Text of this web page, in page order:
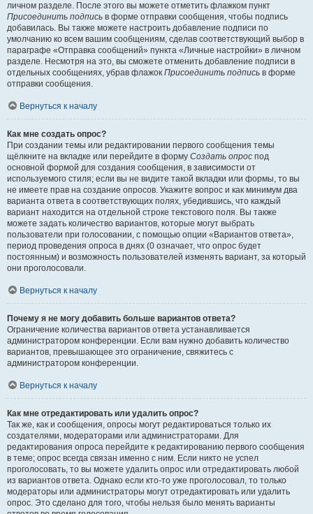
личном разделе. После этого вы можете отметить флажком пункт
Присоединить подпись в форме отправки сообщения, чтобы подпись
добавилась. Вы также можете настроить добавление подписи по
умолчанию ко всем вашим сообщениям, сделав соответствующий выбор в
параграфе «Отправка сообщений» пункта «Личные настройки» в личном
разделе. Несмотря на это, вы сможете отменить добавление подписи в
отдельных сообщениях, убрав флажок Присоединить подпись в форме
отправки сообщения.
Вернуться к началу
Как мне создать опрос?
При создании темы или редактировании первого сообщения темы
щёлкните на вкладке или перейдите в форму Создать опрос под
основной формой для создания сообщения, в зависимости от
используемого стиля; если вы не видите такой вкладки или формы, то вы
не имеете прав на создание опросов. Укажите вопрос и как минимум два
варианта ответа в соответствующих полях, убедившись, что каждый
вариант находится на отдельной строке текстового поля. Вы также
можете задать количество вариантов, которые могут выбрать
пользователи при голосовании, с помощью опции «Вариантов ответа»,
период проведения опроса в днях (0 означает, что опрос будет
постоянным) и возможность пользователей изменять вариант, за который
они проголосовали.
Вернуться к началу
Почему я не могу добавить больше вариантов ответа?
Ограничение количества вариантов ответа устанавливается
администратором конференции. Если вам нужно добавить количество
вариантов, превышающее это ограничение, свяжитесь с
администратором конференции.
Вернуться к началу
Как мне отредактировать или удалить опрос?
Так же, как и сообщения, опросы могут редактироваться только их
создателями, модераторами или администраторами. Для
редактирования опроса перейдите к редактированию первого сообщения
в теме; опрос всегда связан именно с ним. Если никто не успел
проголосовать, то вы можете удалить опрос или отредактировать любой
из вариантов ответа. Однако если кто-то уже проголосовал, то только
модераторы или администраторы могут отредактировать или удалить
опрос. Это сделано для того, чтобы нельзя было менять варианты